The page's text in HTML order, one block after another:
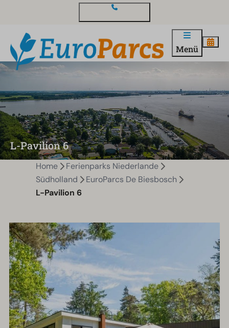
Menü
L-Pavilion 6
Home
Ferienparks Niederlande
Südholland
EuroParcs De Biesbosch
L-Pavilion 6